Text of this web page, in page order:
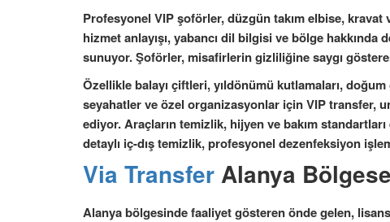
Profesyonel VIP şoförler, düzgün takım elbise, kravat
hizmet anlayışı, yabancı dil bilgisi ve bölge
sunuyor. Şoförler, misafirlerin gizliliğine saygı
Özellikle balayı çiftleri, yıldönümü kutlamaları,
seyahatler ve özel organizasyonlar için VIP transfer,
ediyor. Araçların temizlik, hijyen ve bakım
detaylı iç-dış temizlik, profesyonel dezenfeksiyon
Via TransferAlanya
Alanya bölgesinde faaliyet gösteren önde gelen,